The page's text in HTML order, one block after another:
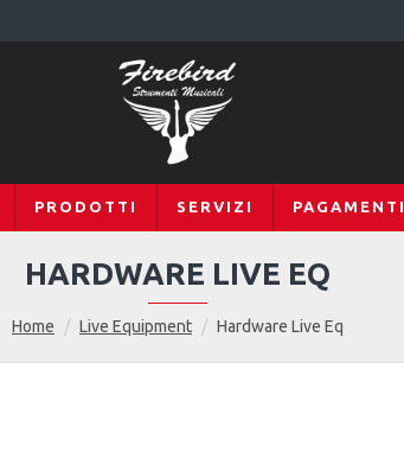
PRODOTTI SERVIZI PAGAMENTI
Home Live Equipment Hardware Live Eq
HARDWARE LIVE EQ